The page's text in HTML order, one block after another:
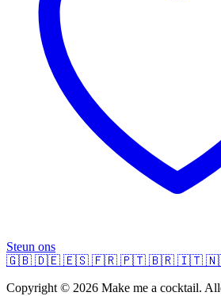
Steun ons
🇬🇧 🇩🇪 🇪🇸 🇫🇷 🇵🇹 🇧🇷 🇮🇹
Copyright © 2026 Make me a cocktail.